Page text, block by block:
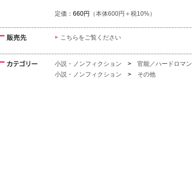
定価： 660円 （本体600円＋税10%）
こちらをご覧ください
小説・ノンフィクション > 官能／ハードロマン
小説・ノンフィクション > その他